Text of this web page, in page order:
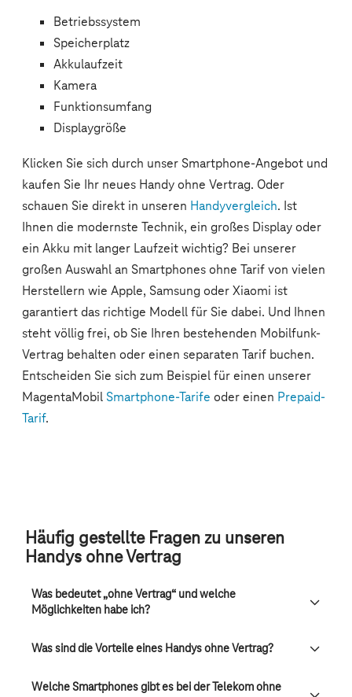
Häufig gestellte Fragen zu unseren
Handys ohne Vertrag
Was bedeutet „ohne Vertrag“ und welche
Möglichkeiten habe ich?
Was sind die Vorteile eines Handys ohne Vertrag?
Welche Smartphones gibt es bei der Telekom ohne